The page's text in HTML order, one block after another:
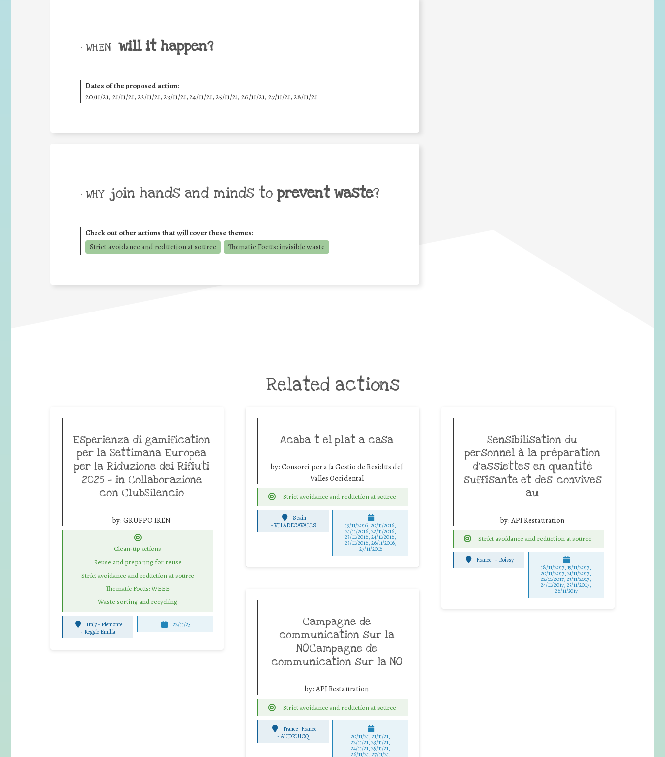
• WHEN will it happen?
Dates of the proposed action:
20/11/21, 21/11/21, 22/11/21, 23/11/21, 24/11/21, 25/11/21, 26/11/21, 27/11/21, 28/11/21
• WHY join hands and minds to prevent waste?
Check out other actions that will cover these themes:
Strict avoidance and reduction at source
Thematic Focus: invisible waste
Related actions
Esperienza di gamification
per la Settimana Europea
per la Riduzione dei Rifiuti
2025 – in Collaborazione
con ClubSilencio
by: GRUPPO IREN
Clean-up actions
Reuse and preparing for reuse
Strict avoidance and reduction at source
Thematic Focus: WEEE
Waste sorting and recycling
Italy - Piemonte
- Reggio Emilia
22/11/25
Acaba t el plat a casa
by: Consorci per a la Gestio de Residus del
Valles Occidental
Strict avoidance and reduction at source
Spain
-VILADECAVALLS 19/11/2016, 20/11/2016,
21/11/2016, 22/11/2016,
23/11/2016, 24/11/2016,
25/11/2016, 26/11/2016,
27/11/2016
Sensibilisation du
personnel à la préparation
d’assiettes en quantité
suffisante et des convives
au
by:API Restauration
Strict avoidance and reduction at source
France - Roissy
18/11/2017, 19/11/2017,
20/11/2017, 21/11/2017,
22/11/2017, 23/11/2017,
24/11/2017, 25/11/2017,
26/11/2017
Campagne de
communication sur la
NOCampagne de
communication sur la NO
by:API Restauration
Strict avoidance and reduction at source
France France
-AUDRUICQ 20/11/21, 21/11/21,
22/11/21, 23/11/21,
24/11/21, 25/11/21,
26/11/21, 27/11/21,